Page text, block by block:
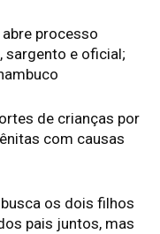
processo
sargento e oficial;
de crianças por
com causas
os dois filhos
pais juntos, mas